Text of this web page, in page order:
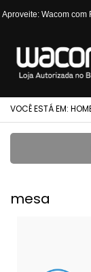
Aproveite: Wacom com
VOCÊ ESTÁ EM:
mesa